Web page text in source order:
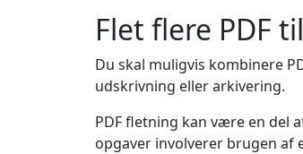
Flet flere PDF
Du skal muligvis kombinere
udskrivning eller arkivering.
PDF fletning kan være en del
opgaver involverer brugen af